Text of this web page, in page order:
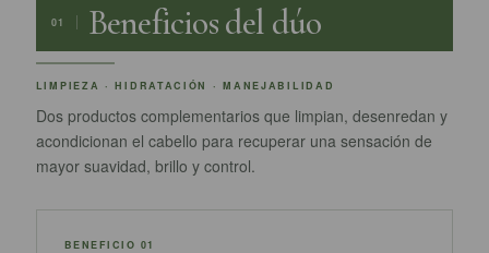
01 Beneficios del dúo
LIMPIEZA · HIDRATACIÓN · MANEJABILIDAD
Dos productos complementarios que limpian, desenredan y
acondicionan el cabello para recuperar una sensación de
mayor suavidad, brillo y control.
BENEFICIO 01